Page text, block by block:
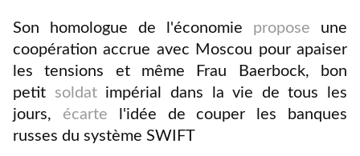
Son homologue de l'économie propose
une
coopération accrue avec Moscou pour apaiser
les tensions et même Frau Baerbock, bon
petit soldat impérial dans la vie de tous les
jours,
écarte
l'idée de couper les banques
russes du système SWIFT